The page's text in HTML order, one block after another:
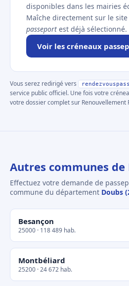
disponibles dans les mairies
Maîche directement sur le
passeport est déjà sélectionné.
Voir les créneaux
Vous serez redirigé vers
service public officiel. Une fois votre
votre dossier complet sur Renouvellement
Autres communes de
Effectuez votre demande de
commune du département Doubs
Besançon
25000 · 118 489 hab.
Montbéliard
25200 · 24 672 hab.